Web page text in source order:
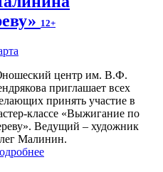
12+
центр им. В.Ф.
приглашает всех
принять участие в
классе «Выжигание по
Ведущий – художник
Малинин.